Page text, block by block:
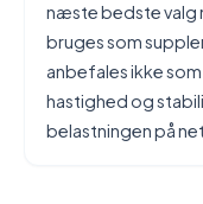
næste bedste valg
bruges som
anbefales ikke
hastighed og
belastningen på